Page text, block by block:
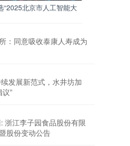
“2025北京市人工智能大
：同意吸收泰康人寿成为
发展新范式，水井坊加
”
浙江李子园食品股份有限
股份变动公告